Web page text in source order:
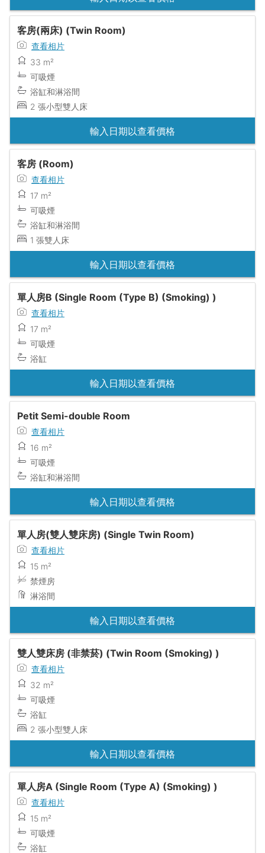
客房(兩床) (Twin Room)
查看相片
33 m²
可吸煙
浴缸和淋浴間
2 張小型雙人床
輸入日期以查看價格
客房 (Room)
查看相片
17 m²
可吸煙
浴缸和淋浴間
1 張雙人床
輸入日期以查看價格
單人房B (Single Room (Type B) (Smoking) )
查看相片
17 m²
可吸煙
浴缸
輸入日期以查看價格
Petit Semi-double Room
查看相片
16 m²
可吸煙
浴缸和淋浴間
輸入日期以查看價格
單人房(雙人雙床房) (Single Twin Room)
查看相片
15 m²
禁煙房
淋浴間
輸入日期以查看價格
雙人雙床房 (非禁菸) (Twin Room (Smoking) )
查看相片
32 m²
可吸煙
浴缸
2 張小型雙人床
輸入日期以查看價格
單人房A (Single Room (Type A) (Smoking) )
查看相片
15 m²
可吸煙
浴缸